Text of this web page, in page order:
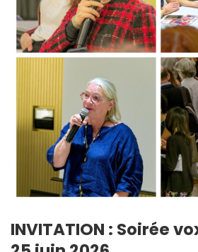
INVITATION : Soirée